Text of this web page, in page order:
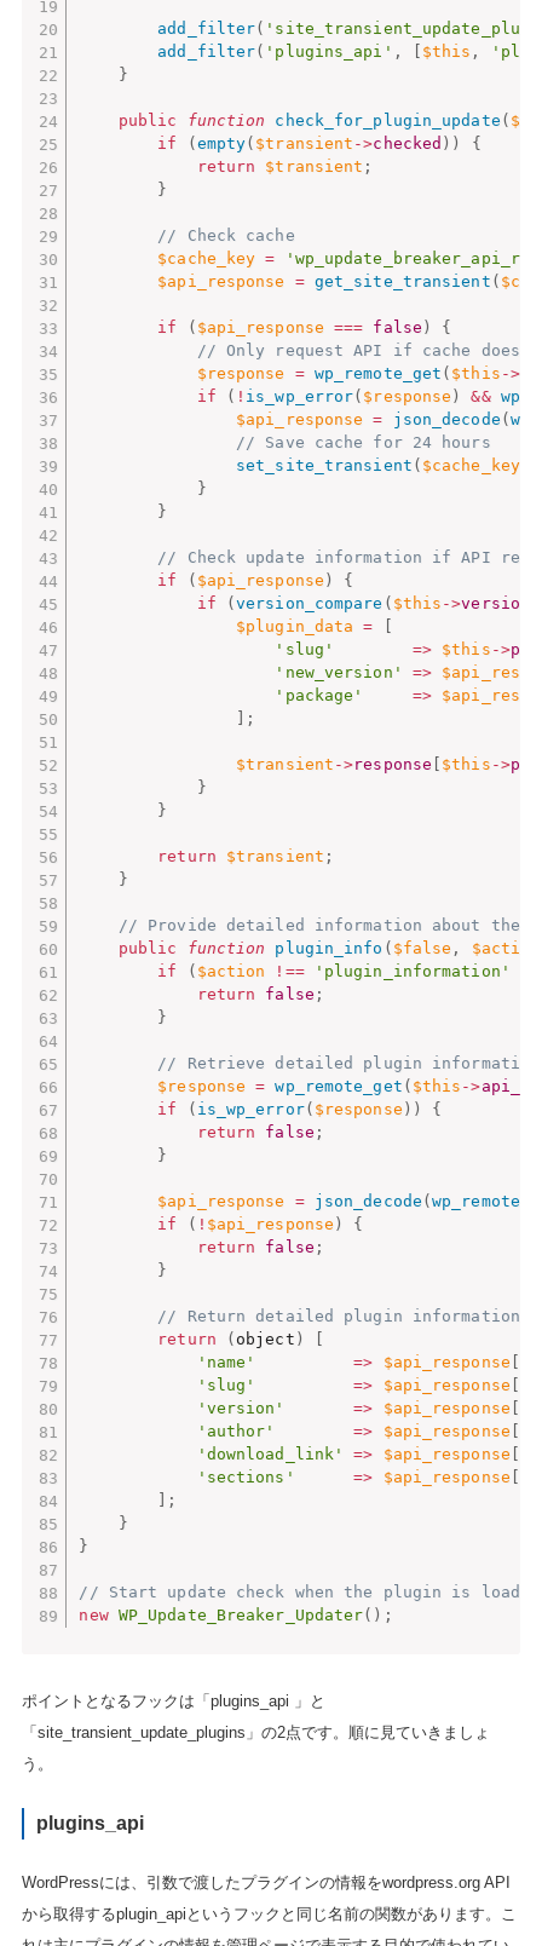
add_filter(
add_filter( 'plugins_api' , $this ,
}
public function check_for_plugin_update (
if
( empty( $transient ->checked ) )
{
return
$transient ;
}
// Check cache
$cache_key =
$api_response
= get_site_transient (
if ( $api_response === false )
{
// Only request API if cache does
$response
= wp_remote_get ( $this ->
if
( ! is_wp_error( $response ) &&
$api_response
= json_decode (
// Save cache for 24 hours
set_site_transient ( $cache_key,
}
}
// Check update information if API
if
( $api_response )
{
if
(version_compare ( $this ->version
$plugin_data
=
'slug'
=> $this ->
'new_version'
=>
'package'
=>
;
$transient ->response $this ->
}
}
return $transient ;
}
// Provide detailed information about the
public
function plugin_info ( $false , $action
if
( $action !== 'plugin_information'
return
false ;
}
// Retrieve detailed plugin information
$response
= wp_remote_get ( $this ->
if
( is_wp_error( $response ) )
{
return
false ;
}
$api_response = json_decode (
if
( ! $api_response )
{
return
false ;
}
// Return detailed plugin information
return
( object )
'name'
=> $api_response
'slug'
=> $api_response
'version'
=> $api_response
'author'
=> $api_response
'download_link'
=> $api_response
'sections'
=> $api_response
;
}
}
// Start update check when the plugin is loaded
new WP_Update_Breaker_Updater( ) ;
ポイントとなるフックは「plugins_api 」と
「site_transient_update_plugins」の2点です。順に見ていきましょ
う。
plugins_api
WordPressには、引数で渡したプラグインの情報をwordpress.org API
から取得するplugin_apiというフックと同じ名前の関数があります。こ